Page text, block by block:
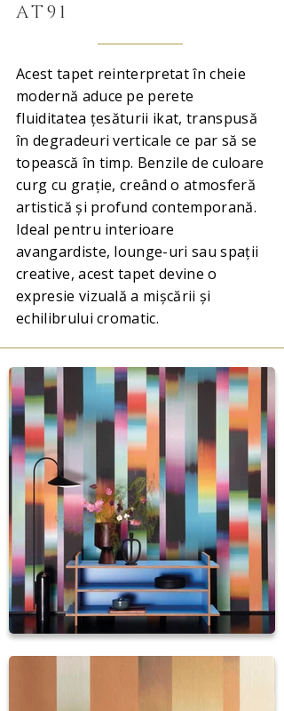
AT91
Acest tapet reinterpretat în cheie
modernă aduce pe perete
fluiditatea țesăturii ikat, transpusă
în degradeuri verticale ce par să se
topească în timp. Benzile de culoare
curg cu grație, creând o atmosferă
artistică și profund contemporană.
Ideal pentru interioare
avangardiste, lounge-uri sau spații
creative, acest tapet devine o
expresie vizuală a mișcării și
echilibrului cromatic.